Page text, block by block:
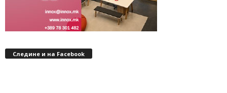
Следине и на Facebook